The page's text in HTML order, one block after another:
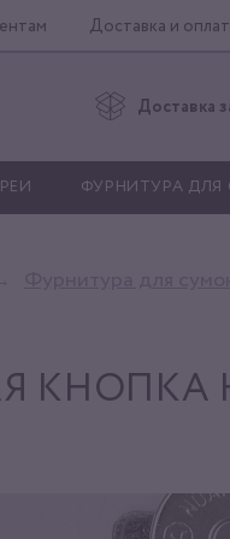
Доставка и
Доставка
ФУРНИТУРА ДЛЯ
КНОПКА